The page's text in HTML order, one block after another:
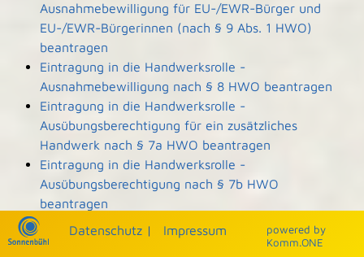
Ausnahmebewilligung für EU-/EWR-Bürger und
EU-/EWR-Bürgerinnen (nach § 9 Abs. 1 HWO)
beantragen
Eintragung in die Handwerksrolle -
Ausnahmebewilligung nach § 8 HWO beantragen
Eintragung in die Handwerksrolle -
Ausübungsberechtigung für ein zusätzliches
Handwerk nach § 7a HWO beantragen
Eintragung in die Handwerksrolle -
Ausübungsberechtigung nach § 7b HWO
beantragen
Eintragung und Einsicht in die Denkmalliste
beantragen
powered by
Komm.ONE
Datenschutz | Impressum